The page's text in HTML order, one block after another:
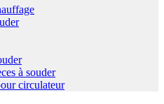
à souder
circulateur